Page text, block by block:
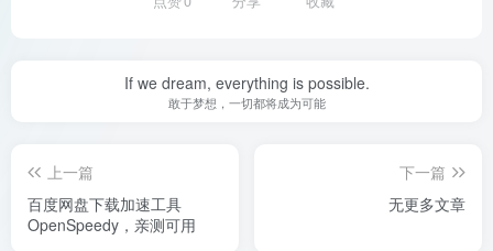
If we dream, everything is possible.
敢于梦想，一切都将成为可能
上一篇
百度网盘下载加速工具
OpenSpeedy，亲测可用
下一篇
无更多文章